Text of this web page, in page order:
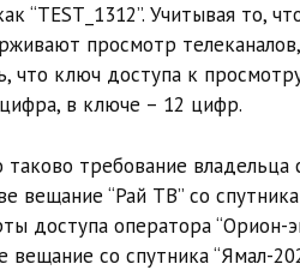
“TEST_1312”. Учитывая то,
просмотр
что ключ доступа к
в ключе – 12 цифр.
таково требование
вещание “Рай ТВ” со
доступа оператора “Орион-
со спутника “Ямал-